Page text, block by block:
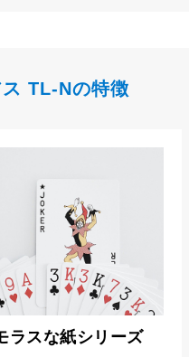
TL-Nの特徴
ラスな紙シリーズ